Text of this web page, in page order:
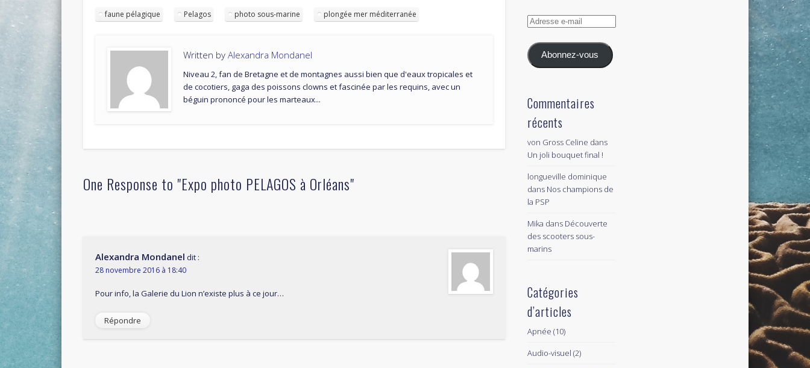
faune pélagique Pelagos photo sous-marine plongée mer méditerranée
Written byAlexandra Mondanel
Niveau 2, fan de Bretagne et de montagnes aussi bien que d'eaux tropicales et
de cocotiers, gaga des poissons clowns et fascinée par les requins, avec un
béguin prononcé pour les marteaux...
One Response to "Expo photo PELAGOS à Orléans"
Alexandra Mondanel dit :
28 novembre 2016 à 18:40
Pour info, la Galerie du Lion n’existe plus à ce jour…
Répondre
Adresse
mail
Abonnez-vous
Commentaires
récents
von Gross Celine dans
Un joli bouquet final !
longueville dominique
dans Nos champions de
la PSP
Mika dans Découverte
des scooters sous-
marins
Catégories
d’articles
Apnée (10)
Audio-visuel (2)